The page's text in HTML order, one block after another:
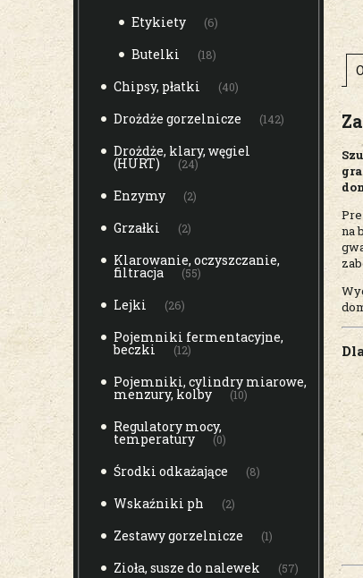
Etykiety (6)
Butelki (18)
Chipsy, płatki (40)
Drożdże gorzelnicze (142)
Drożdże, klary, węgiel
(HURT) (24)
Enzymy (2)
Grzałki (2)
Klarowanie, oczyszczanie,
filtracja (55)
Lejki (26)
Pojemniki fermentacyjne,
beczki (12)
Pojemniki, cylindry miarowe,
menzury, kolby (10)
Regulatory mocy,
temperatury (0)
Środki odkażające (8)
Wskaźniki ph (2)
Zestawy gorzelnicze (1)
Zioła, susze do nalewek (57)
na